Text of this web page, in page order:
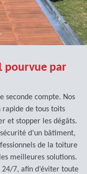
pourvue par
seconde compte. Nos
rapide de tous toits
et stopper les dégâts.
d’un bâtiment,
de la toiture
meilleures solutions.
7, afin d’éviter toute